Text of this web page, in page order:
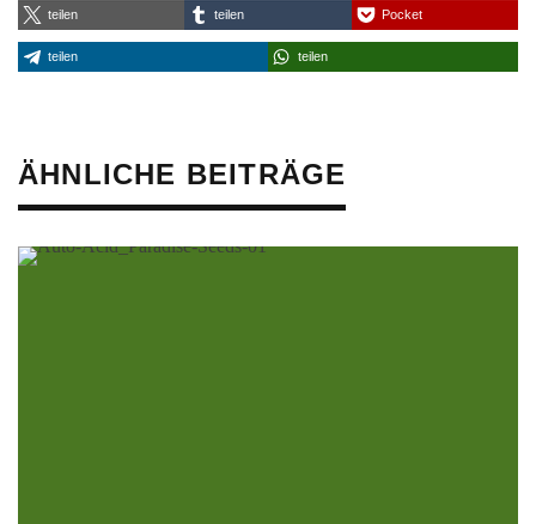
teilen teilen Pocket
teilen teilen
ÄHNLICHE BEITRÄGE